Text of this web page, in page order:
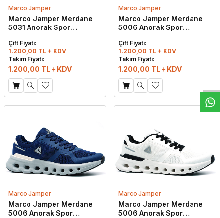
Marco Jamper
Marco Jamper Merdane
5031 Anorak Spor
Çift Fiyatı:
1.200,00 TL + KDV
Takım Fiyatı:
1.200,00 TL KDV
Marco Jamper
Marco Jamper Merdane
5006 Anorak Spor
Çift Fiyatı:
1.200,00 TL + KDV
Takım Fiyatı:
1.200,00 TL KDV
Marco Jamper
Marco Jamper Merdane
5006 Anorak Spor
Marco Jamper
Marco Jamper Merdane
5006 Anorak Spor